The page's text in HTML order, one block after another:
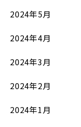
2024年5月
2024年4月
2024年3月
2024年2月
2024年1月